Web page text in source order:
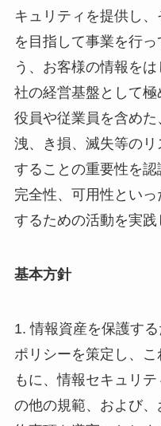
キュリティを提供し
を目指して事業を行
う、お客様の情報を
社の経営基盤として極
役員や従業員を含め
洩、き損、滅失等の
することの重要性を認
完全性、可用性とい
するための活動を実践
基本方針
1. 情報資産を保護す
ポリシーを策定し、
もに、情報セキュリ
の他の規範、および